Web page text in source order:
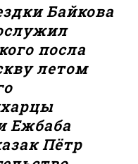
Байкова
посла
летом
Ежбаба
Пётр